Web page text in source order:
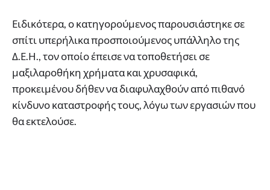
Ειδικότερα, ο κατηγορούμενος παρουσιάστηκε σε
σπίτι υπερήλικα προσποιούμενος υπάλληλο της
Δ.Ε.Η., τον οποίο έπεισε να τοποθετήσει σε
μαξιλαροθήκη χρήματα και χρυσαφικά,
προκειμένου δήθεν να διαφυλαχθούν από πιθανό
κίνδυνο καταστροφής τους, λόγω των εργασιών που
θα εκτελούσε.